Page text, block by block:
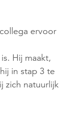
ervoor
Hij maakt,
in stap 3 te
zich natuurlijk